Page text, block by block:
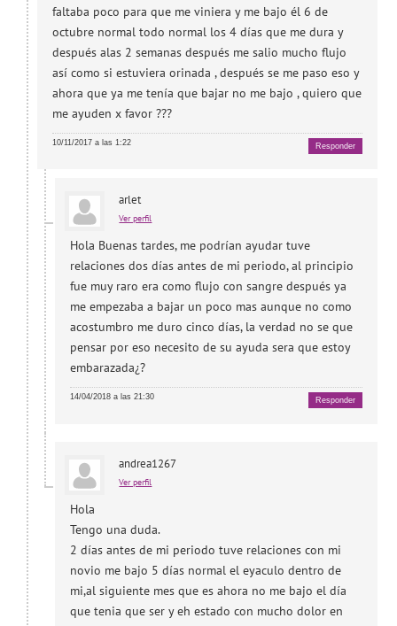
faltaba poco para que me viniera y me bajo él 6 de
octubre normal todo normal los 4 días que me dura y
después alas 2 semanas después me salio mucho flujo
así como si estuviera orinada , después se me paso eso y
ahora que ya me tenía que bajar no me bajo , quiero que
me ayuden x favor ???
10/11/2017 a las 1:22 Responder
arlet
Ver perfil
Hola Buenas tardes, me podrían ayudar tuve
relaciones dos días antes de mi periodo, al principio
fue muy raro era como flujo con sangre después ya
me empezaba a bajar un poco mas aunque no como
acostumbro me duro cinco días, la verdad no se que
pensar por eso necesito de su ayuda sera que estoy
embarazada¿?
14/04/2018 a las 21:30 Responder
andrea1267
Ver perfil
Hola
Tengo una duda.
2 días antes de mi periodo tuve relaciones con mi
novio me bajo 5 días normal el eyaculo dentro de
mi,al siguiente mes que es ahora no me bajo el día
que tenia que ser y eh estado con mucho dolor en